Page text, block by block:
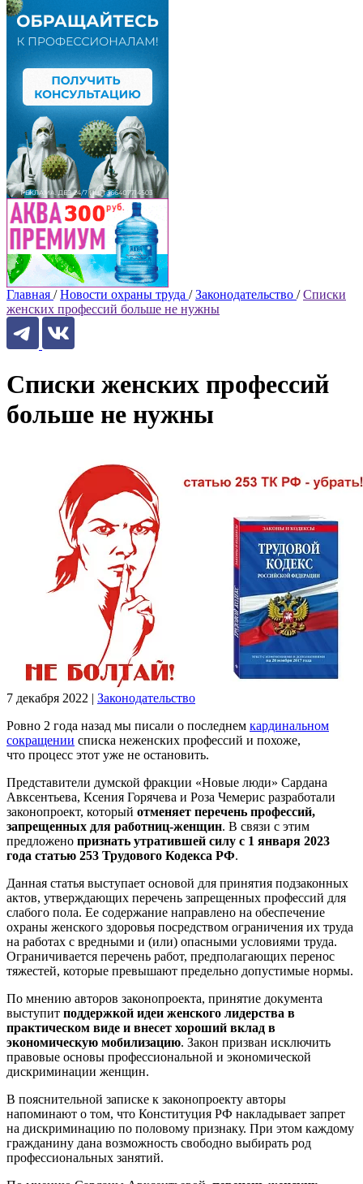
Главная / Новости охраны труда / Законодательство / Списки
женских профессий больше не нужны
Списки женских профессий
больше не нужны
7 декабря 2022 | Законодательство
Ровно 2 года назад мы писали о последнем кардинальном
сокращении списка неженских профессий и похоже,
что процесс этот уже не остановить.
Представители думской фракции «Новые люди» Сардана
Авксентьева, Ксения Горячева и Роза Чемерис разработали
законопроект, который отменяет перечень профессий,
запрещенных для работниц-женщин. В связи с этим
предложено признать утратившей силу с 1 января 2023
года статью 253 Трудового Кодекса РФ.
Данная статья выступает основой для принятия подзаконных
актов, утверждающих перечень запрещенных профессий для
слабого пола. Ее содержание направлено на обеспечение
охраны женского здоровья посредством ограничения их труда
на работах с вредными и (или) опасными условиями труда.
Ограничивается перечень работ, предполагающих перенос
тяжестей, которые превышают предельно допустимые нормы.
По мнению авторов законопроекта, принятие документа
выступит поддержкой идеи женского лидерства в
практическом виде и внесет хороший вклад в
экономическую мобилизацию. Закон призван исключить
правовые основы профессиональной и экономической
дискриминации женщин.
В пояснительной записке к законопроекту авторы
напоминают о том, что Конституция РФ накладывает запрет
на дискриминацию по половому признаку. При этом каждому
гражданину дана возможность свободно выбирать род
профессиональных занятий.